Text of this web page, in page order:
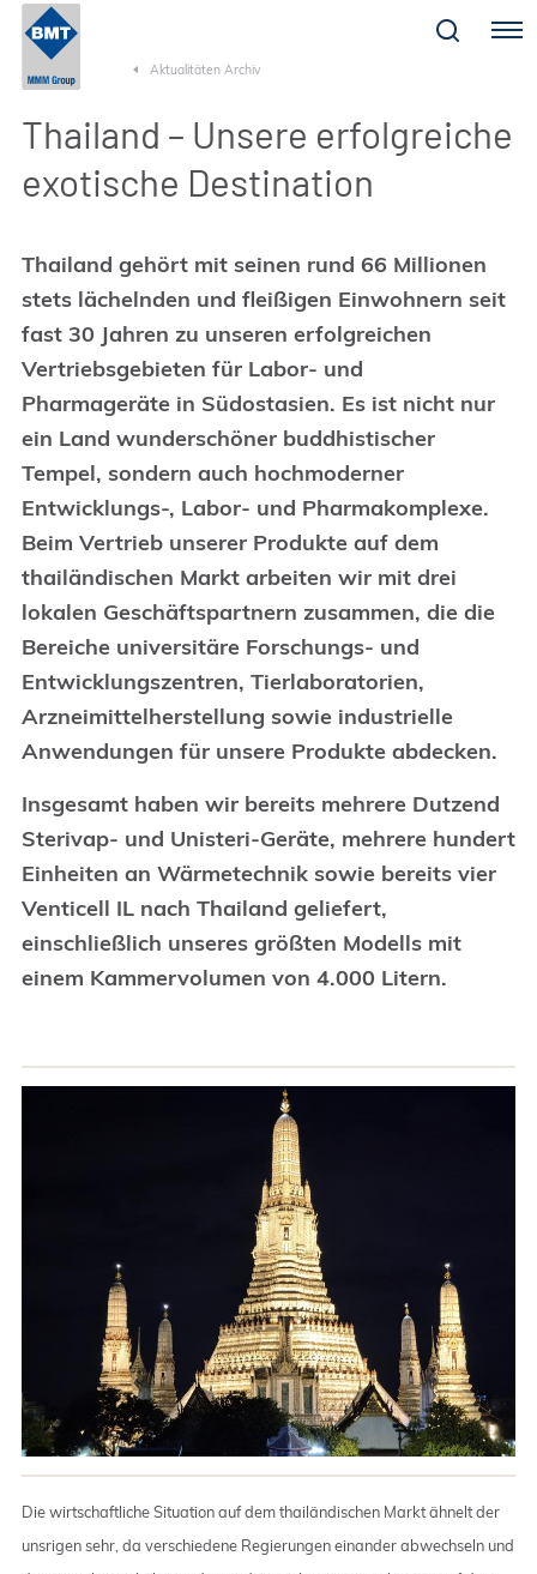
Menu
Aktualitäten Archiv
Thailand – Unsere erfolgreiche
exotische Destination
Thailand gehört mit seinen rund 66 Millionen
stets lächelnden und fleißigen Einwohnern seit
fast 30 Jahren zu unseren erfolgreichen
Vertriebsgebieten für Labor- und
Pharmageräte in Südostasien. Es ist nicht nur
ein Land wunderschöner buddhistischer
Tempel, sondern auch hochmoderner
Entwicklungs-, Labor- und Pharmakomplexe.
Beim Vertrieb unserer Produkte auf dem
thailändischen Markt arbeiten wir mit drei
lokalen Geschäftspartnern zusammen, die die
Bereiche universitäre Forschungs- und
Entwicklungszentren, Tierlaboratorien,
Arzneimittelherstellung sowie industrielle
Anwendungen für unsere Produkte abdecken.
Insgesamt haben wir bereits mehrere Dutzend
Sterivap- und Unisteri-Geräte, mehrere hundert
Einheiten an Wärmetechnik sowie bereits vier
Venticell IL nach Thailand geliefert,
einschließlich unseres größten Modells mit
einem Kammervolumen von 4.000 Litern.
Die wirtschaftliche Situation auf dem thailändischen Markt ähnelt der
unsrigen sehr, da verschiedene Regierungen einander abwechseln und